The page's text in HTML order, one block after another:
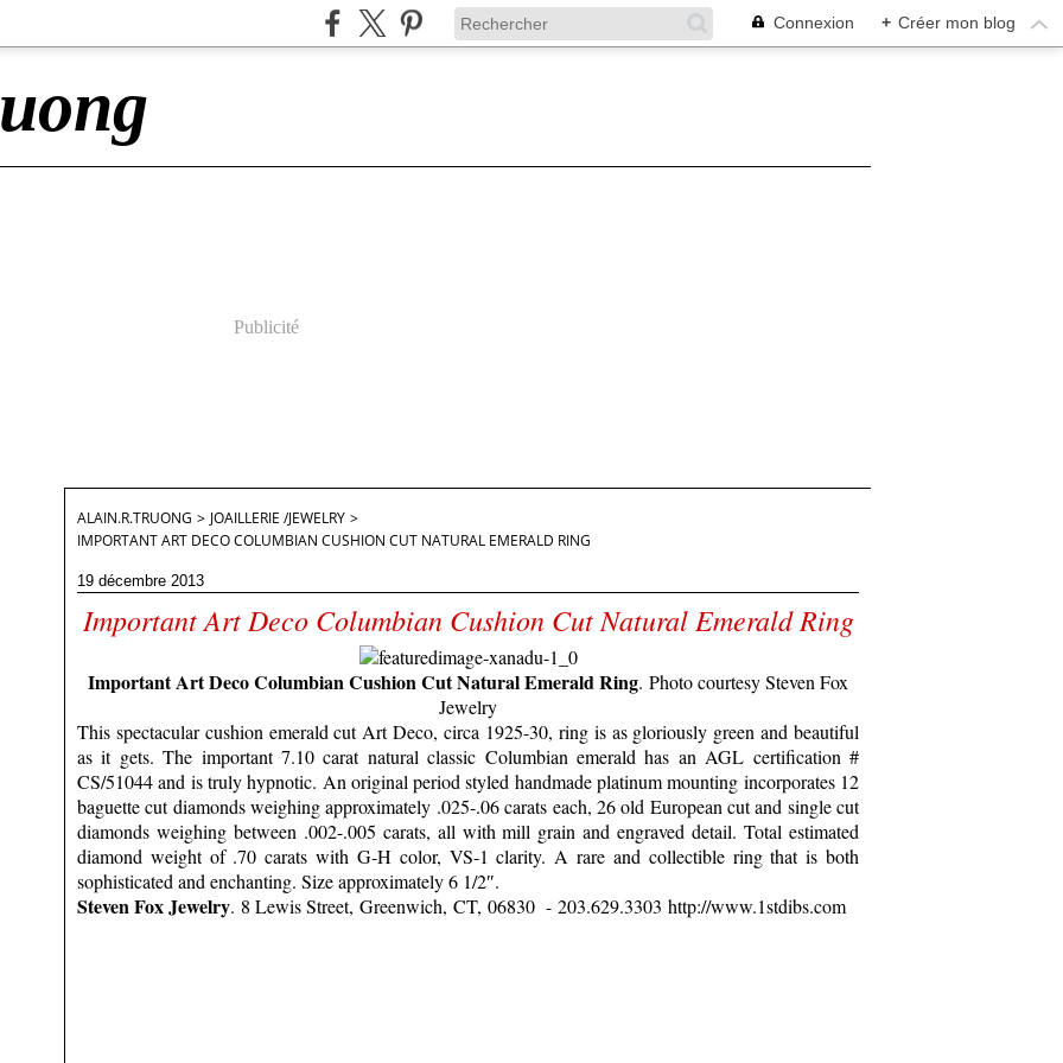
Connexion + Créer mon blog
Publicité
ALAIN.R.TRUONG > JOAILLERIE /JEWELRY >
IMPORTANT ART DECO COLUMBIAN CUSHION CUT NATURAL EMERALD RING
19 décembre 2013
Important Art Deco Columbian Cushion Cut Natural Emerald Ring
Important Art Deco Columbian Cushion Cut Natural Emerald Ring. Photo courtesy Steven Fox
Jewelry
This spectacular cushion emerald cut Art Deco, circa 1925-30, ring is as gloriously green and beautiful
as it gets. The important 7.10 carat natural classic Columbian emerald has an AGL certification #
CS/51044 and is truly hypnotic. An original period styled handmade platinum mounting incorporates 12
baguette cut diamonds weighing approximately .025-.06 carats each, 26 old European cut and single cut
diamonds weighing between .002-.005 carats, all with mill grain and engraved detail. Total estimated
diamond weight of .70 carats with G-H color, VS-1 clarity. A rare and collectible ring that is both
sophisticated and enchanting. Size approximately 6 1/2″.
Steven Fox Jewelry. 8 Lewis Street, Greenwich, CT, 06830 - 203.629.3303 http://www.1stdibs.com